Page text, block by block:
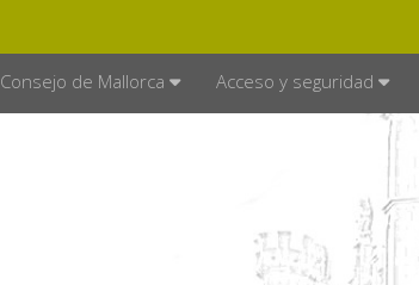
Consejo de Mallorca Acceso y seguridad